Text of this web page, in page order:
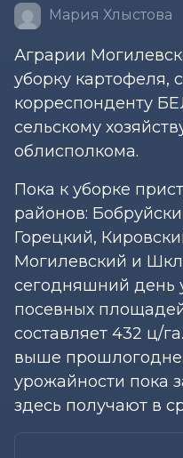
Мария Хлыстова
Аграрии
уборку картофеля,
корреспонденту
сельскому
облисполкома.
Пока к уборке
районов:
Горецкий,
Могилевский и
сегодняшний день
посевных
составляет 432 ц/
выше
урожайности пока
здесь получают в